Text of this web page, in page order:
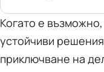
Когато е
устойчиви
приключване на